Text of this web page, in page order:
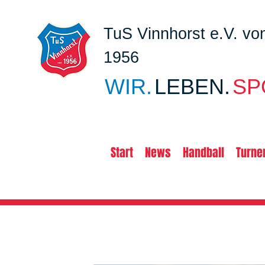
TuS Vinnhorst e.V.
1956
WIR. LEBEN.
Start News Handball